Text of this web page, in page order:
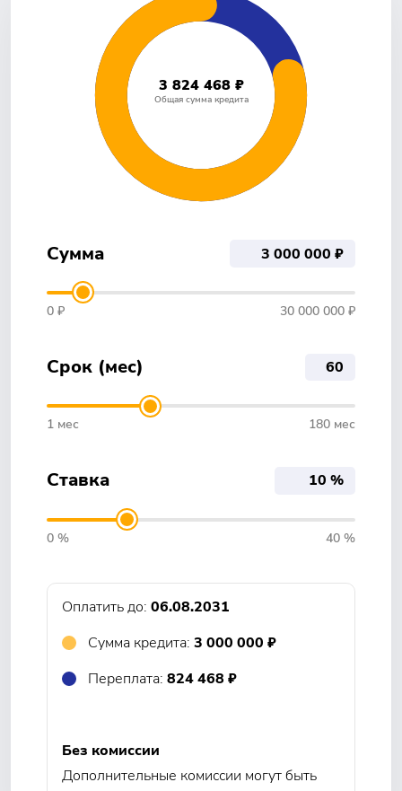
Сумма
0 ₽ 30 000 000 ₽
Срок (мес)
1 мес 180 мес
Ставка
0 % 40 %
3 824 468 ₽
Общая сумма кредита
Оплатить до: 06.08.2031
Сумма кредита: 3 000 000 ₽
Переплата: 824 468 ₽
Без комиссии
Дополнительные комиссии могут быть